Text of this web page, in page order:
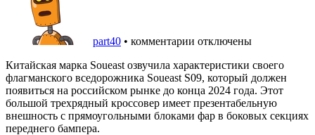
part40 • комментарии отключены
Китайская марка Soueast озвучила характеристики своего
флагманского вседорожника Soueast S09, который должен
появиться на российском рынке до конца 2024 года. Этот
большой трехрядный кроссовер имеет презентабельную
внешность с прямоугольными блоками фар в боковых секциях
переднего бампера.